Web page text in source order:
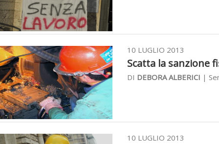
10 LUGLIO 2013
Scatta la sanzione
DI DEBORA ALBERICI |
10 LUGLIO 2013